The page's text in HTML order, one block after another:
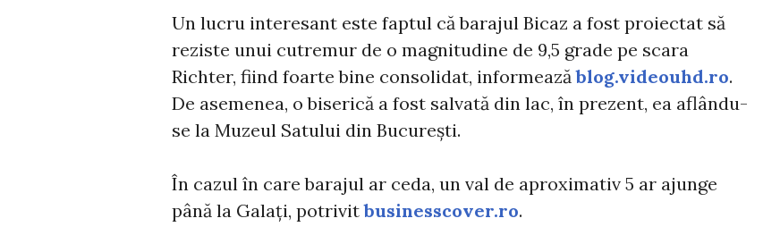
Un lucru interesant este faptul că barajul Bicaz a fost proiectat să
reziste unui cutremur de o magnitudine de 9,5 grade pe scara
Richter, fiind foarte bine consolidat, informeazăblog.videouhd.ro.
De asemenea, o biserică a fost salvată din lac, în prezent, ea aflându-
se la Muzeul Satului din București.
În cazul în care barajul ar ceda, un val de aproximativ 5 ar ajunge
până la Galați, potrivitbusinesscover.ro.